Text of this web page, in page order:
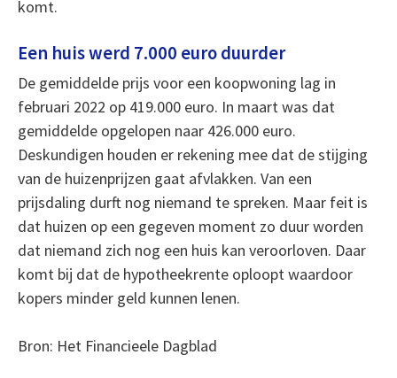
komt.
Een huis werd 7.000 euro duurder
De gemiddelde prijs voor een koopwoning lag in
februari 2022 op 419.000 euro. In maart was dat
gemiddelde opgelopen naar 426.000 euro.
Deskundigen houden er rekening mee dat de stijging
van de huizenprijzen gaat afvlakken. Van een
prijsdaling durft nog niemand te spreken. Maar feit is
dat huizen op een gegeven moment zo duur worden
dat niemand zich nog een huis kan veroorloven. Daar
komt bij dat de hypotheekrente oploopt waardoor
kopers minder geld kunnen lenen.
Bron: Het Financieele Dagblad